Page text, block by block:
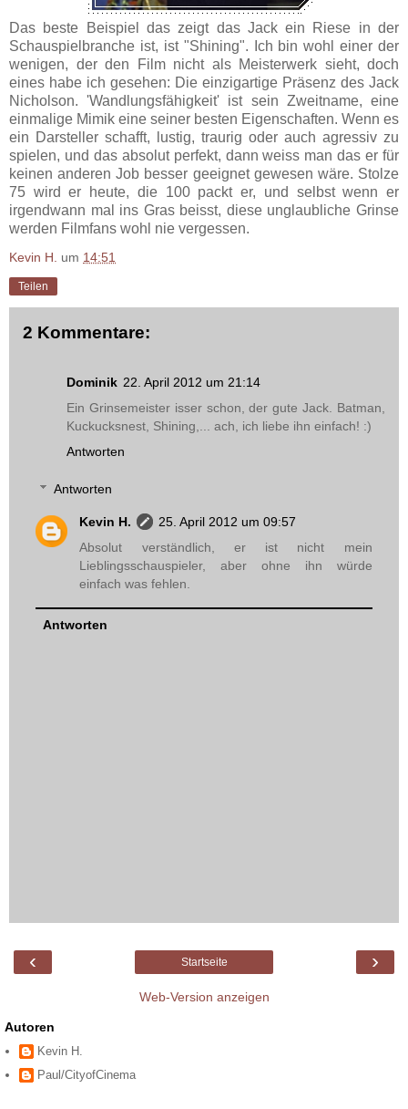
Das beste Beispiel das zeigt das Jack ein Riese in der
Schauspielbranche ist, ist "Shining". Ich bin wohl einer der
wenigen, der den Film nicht als Meisterwerk sieht, doch
eines habe ich gesehen: Die einzigartige Präsenz des Jack
Nicholson. 'Wandlungsfähigkeit' ist sein Zweitname, eine
einmalige Mimik eine seiner besten Eigenschaften. Wenn es
ein Darsteller schafft, lustig, traurig oder auch agressiv zu
spielen, und das absolut perfekt, dann weiss man das er für
keinen anderen Job besser geeignet gewesen wäre. Stolze
75 wird er heute, die 100 packt er, und selbst wenn er
irgendwann mal ins Gras beisst, diese unglaubliche Grinse
werden Filmfans wohl nie vergessen.
Kevin H. um 14:51
Teilen
2 Kommentare:
Dominik 22. April 2012 um 21:14
Ein Grinsemeister isser schon, der gute Jack. Batman,
Kuckucksnest, Shining,... ach, ich liebe ihn einfach! :)
Antworten
Antworten
Kevin H.
25. April 2012 um 09:57
Absolut verständlich, er ist nicht mein
Lieblingsschauspieler, aber ohne ihn würde
einfach was fehlen.
Antworten
‹ ›
Startseite
Web-Version anzeigen
Autoren
Kevin H.
Paul/CityofCinema